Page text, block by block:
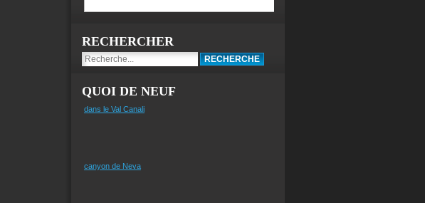
RECHERCHER
QUOI DE NEUF
dans le Val Canali
canyon de Neva